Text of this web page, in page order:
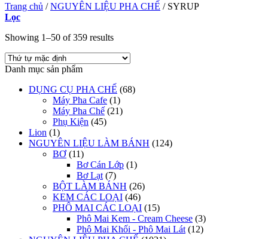
Trang chủ / NGUYÊN LIỆU PHA CHẾ /SYRUP
Lọc
Showing 1–50 of 359 results
Danh mục sản phẩm
DỤNG CỤ PHA CHẾ (68)
Máy Pha Cafe (1)
Máy Pha Chế (21)
Phụ Kiện (45)
Lion (1)
NGUYÊN LIỆU LÀM BÁNH (124)
BƠ (11)
Bơ Cán Lớp (1)
Bơ Lạt (7)
BỘT LÀM BÁNH (26)
KEM CÁC LOẠI (46)
PHÔ MAI CÁC LOẠI (15)
Phô Mai Kem - Cream Cheese (3)
Phô Mai Khối - Phô Mai Lát (12)